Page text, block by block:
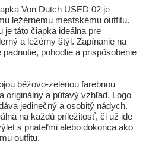
Von Dutch USED 02 je
ležérnemu mestskému outfitu.
je táto čiapka ideálna pre
a ležérny štýl. Zapínanie na
pohodlie a prispôsobenie
béžovo-zelenou farebnou
originálny a pútavý vzhľad. Logo
jedinečný a osobitý nádych.
na každú príležitosť, či už ide
s priateľmi alebo dokonca ako
outfitu.